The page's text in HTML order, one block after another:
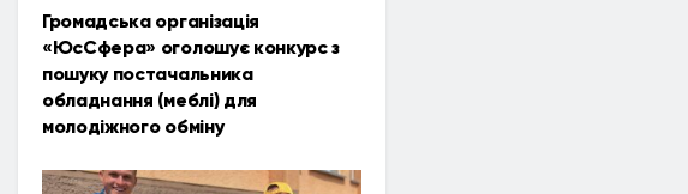
Громадська організація
«ЮсСфера» оголошує конкурс з
пошуку постачальника
обладнання (меблі) для
молодіжного обміну